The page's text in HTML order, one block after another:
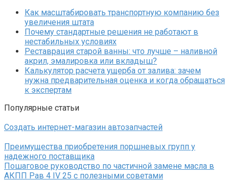
Как масштабировать транспортную компанию без
увеличения штата
Почему стандартные решения не работают в
нестабильных условиях
Реставрация старой ванны: что лучше – наливной
акрил, эмалировка или вкладыш?
Калькулятор расчета ущерба от залива: зачем
нужна предварительная оценка и когда обращаться
к экспертам
Популярные статьи
Создать интернет-магазин автозапчастей
Преимущества приобретения поршневых групп у
надежного поставщика
Пошаговое руководство по частичной замене масла в
АКПП Рав 4 IV 25 с полезными советами